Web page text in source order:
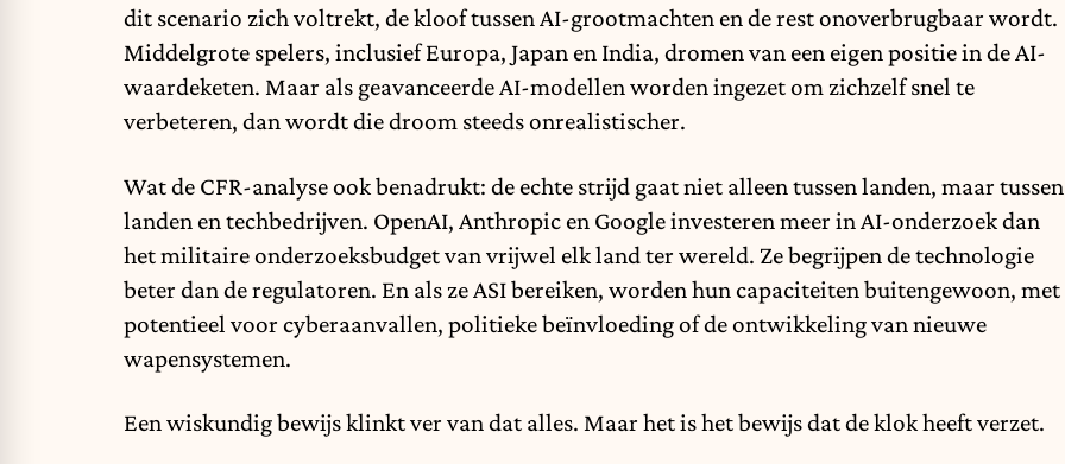
dit scenario zich voltrekt, de kloof tussen AI-grootmachten en de rest onoverbrugbaar wordt.
Middelgrote spelers, inclusief Europa, Japan en India, dromen van een eigen positie in de AI-
waardeketen. Maar als geavanceerde AI-modellen worden ingezet om zichzelf snel te
verbeteren, dan wordt die droom steeds onrealistischer.
Wat de CFR-analyse ook benadrukt: de echte strijd gaat niet alleen tussen landen, maar tussen
landen en techbedrijven. OpenAI, Anthropic en Google investeren meer in AI-onderzoek dan
het militaire onderzoeksbudget van vrijwel elk land ter wereld. Ze begrijpen de technologie
beter dan de regulatoren. En als ze ASI bereiken, worden hun capaciteiten buitengewoon, met
potentieel voor cyberaanvallen, politieke beïnvloeding of de ontwikkeling van nieuwe
wapensystemen.
Een wiskundig bewijs klinkt ver van dat alles. Maar het is het bewijs dat de klok heeft verzet.